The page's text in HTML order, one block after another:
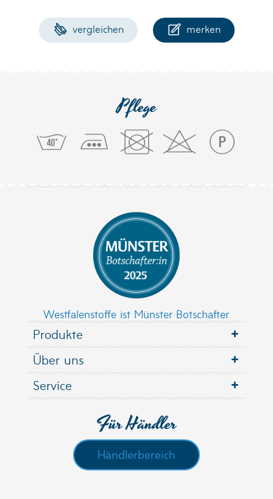
vergleichen merken
Pflege
Westfalenstoffe ist Münster Botschafter
Produkte
Über uns
Service
Für Händler
Händlerbereich